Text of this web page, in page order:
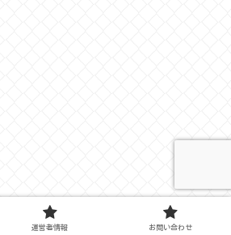
運営者情報 お問い合わせ